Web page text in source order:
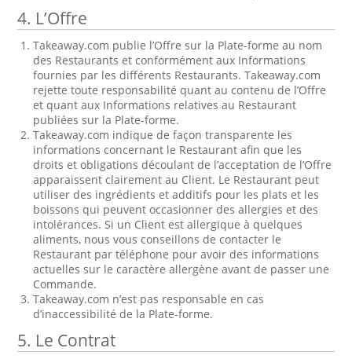
4. L’Offre
Takeaway.com publie l’Offre sur la Plate-forme au nom
des Restaurants et conformément aux Informations
fournies par les différents Restaurants. Takeaway.com
rejette toute responsabilité quant au contenu de l’Offre
et quant aux Informations relatives au Restaurant
publiées sur la Plate-forme.
Takeaway.com indique de façon transparente les
informations concernant le Restaurant afin que les
droits et obligations découlant de l’acceptation de l’Offre
apparaissent clairement au Client. Le Restaurant peut
utiliser des ingrédients et additifs pour les plats et les
boissons qui peuvent occasionner des allergies et des
intolérances. Si un Client est allergique à quelques
aliments, nous vous conseillons de contacter le
Restaurant par téléphone pour avoir des informations
actuelles sur le caractère allergène avant de passer une
Commande.
Takeaway.com n’est pas responsable en cas
d’inaccessibilité de la Plate-forme.
5. Le Contrat